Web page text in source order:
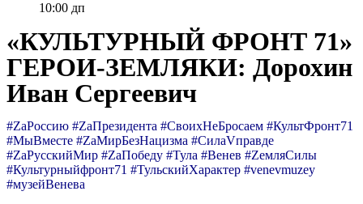
10:00 дп
«КУЛЬТУРНЫЙ ФРОНТ 71»
ГЕРОИ-ЗЕМЛЯКИ: Дорохин
Иван Сергеевич
#ZаРоссию #ZаПрезидента #СвоихНеБросаем #КультФронт71
#МыВместе #ZaМирБезНацизма #СилаVправде
#ZaРусскийМир #ZaПобеду #Тула #Венев #ZемляСилы
#Культурныйфронт71 #ТульскийХарактер #venevmuzey
#музейВенева